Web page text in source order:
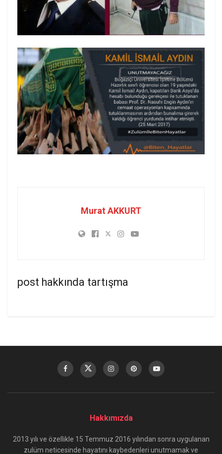
Murat AKKURT
post hakkında tartışma
Hakkımızda
2013 yılı ve özellikle 15 Temmuz 2016 yılından sonra uygulanan
zulüm neticesinde hayatını kaybedenleri unutmamak ve